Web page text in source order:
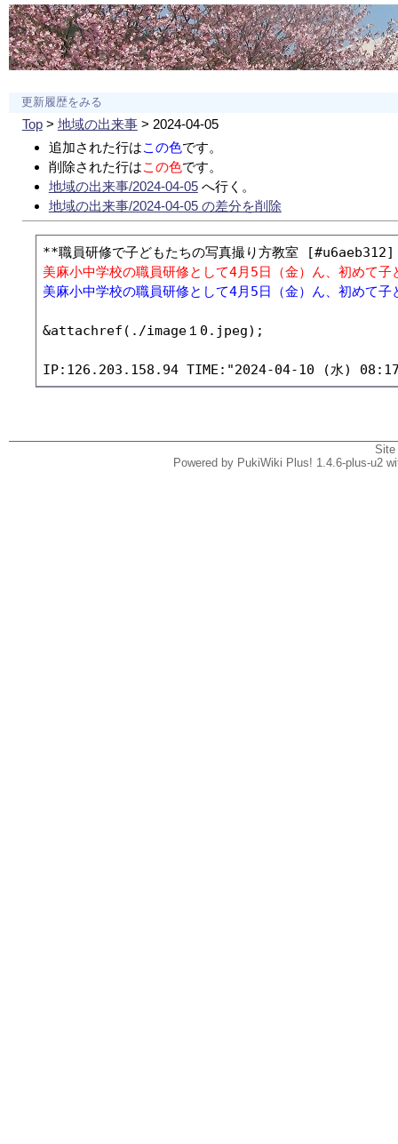
更新履歴をみる
Top> 地域の出来事> 2024-04-05
追加された行はこの色です。
削除された行はこの色です。
地域の出来事/2024-04-05へ行く。
地域の出来事/2024-04-05 の差分を削除
美麻小中学校の職員研修として4月5日（金）ん、初めて
美麻小中学校の職員研修として4月5日（金）ん、初めて
&attachref(./image１0.jpeg);
Powered by PukiWiki Plus! 1.4.6-plus-u2